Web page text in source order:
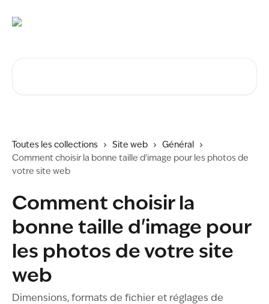
Toutes les collections Site web
Général
Comment choisir la bonne taille d'image pour les photos de
votre site web
Comment choisir la
bonne taille d'image pour
les photos de votre site
web
Dimensions, formats de fichier et réglages de